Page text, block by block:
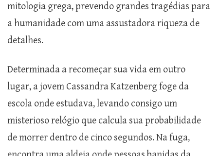
mitologia grega, prevendo grandes tragédias para
a humanidade com uma assustadora riqueza de
detalhes.
Determinada a recomeçar sua vida em outro
lugar, a jovem Cassandra Katzenberg foge da
escola onde estudava, levando consigo um
misterioso relógio que calcula sua probabilidade
de morrer dentro de cinco segundos. Na fuga,